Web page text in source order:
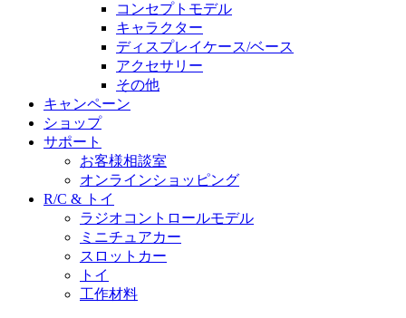
コンセプトモデル
キャラクター
ディスプレイケース/ベース
アクセサリー
その他
キャンペーン
ショップ
サポート
お客様相談室
オンラインショッピング
R/C & トイ
ラジオコントロールモデル
ミニチュアカー
スロットカー
トイ
工作材料